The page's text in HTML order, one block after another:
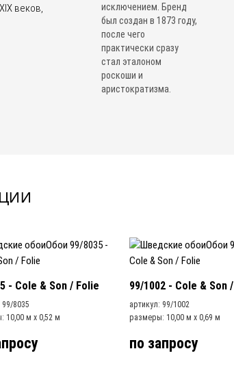
веков,
исключением. Бренд
был создан в 1873 году,
после чего
практически сразу
стал эталоном
роскоши и
аристократизма.
- Cole & Son / Folie
99/8035
10,00 м x 0,52 м
99/1002 - Cole & Son
артикул: 99/1002
размеры: 10,00 м x 0,69 м
по запросу